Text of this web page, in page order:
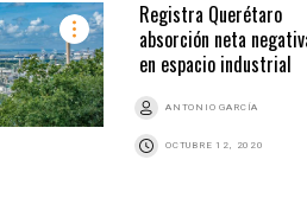
Registra Querétaro
absorción neta
en espacio industrial
ANTONIO GARCÍA
OCTUBRE 12, 2020